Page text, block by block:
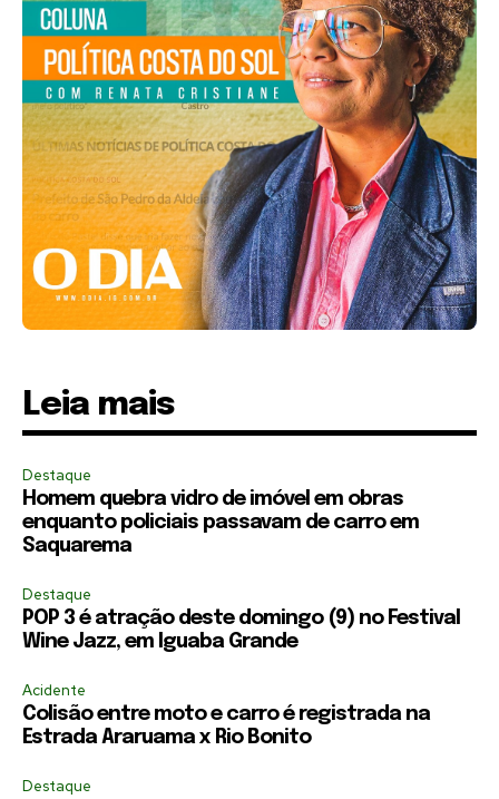
Leia mais
Destaque
Homem quebra vidro de imóvel em obras
enquanto policiais passavam de carro em
Saquarema
Destaque
POP 3 é atração deste domingo (9) no Festival
Wine Jazz, em Iguaba Grande
Acidente
Colisão entre moto e carro é registrada na
Estrada Araruama x Rio Bonito
Destaque